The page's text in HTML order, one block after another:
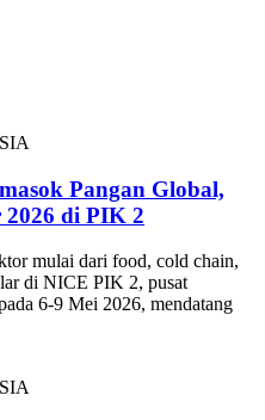
Pangan Global,
di PIK 2
mulai dari food, cold chain,
di NICE PIK 2, pusat
6-9 Mei 2026, mendatang